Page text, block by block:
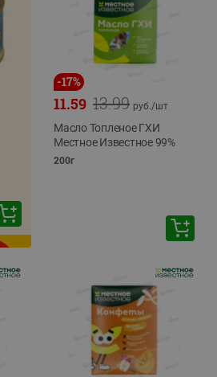
-17%
13.99
11.59 руб./шт
Масло Топленое ГХИ
Местное Известное 99%
200г